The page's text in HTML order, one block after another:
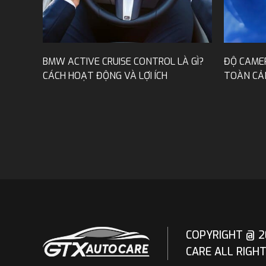
BMW ACTIVE CRUISE CONTROL LÀ GÌ?
CÁCH HOẠT ĐỘNG VÀ LỢI ÍCH
ĐỘ CAMERA
TOÀN CẢNH
COPYRIGHT @
CARE ALL